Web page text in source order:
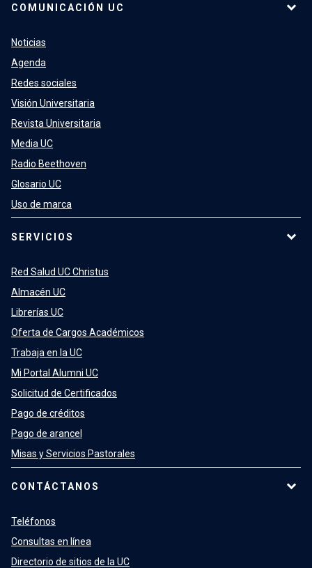
COMUNICACIÓN UC
Noticias
Agenda
Redes sociales
Visión Universitaria
Revista Universitaria
Media UC
Radio Beethoven
Glosario UC
Uso de marca
SERVICIOS
Red Salud UC Christus
Almacén UC
Librerías UC
Oferta de Cargos Académicos
Trabaja en la UC
Mi Portal Alumni UC
Solicitud de Certificados
Pago de créditos
Pago de arancel
Misas y Servicios Pastorales
CONTÁCTANOS
Teléfonos
Consultas en línea
Directorio de sitios de la UC